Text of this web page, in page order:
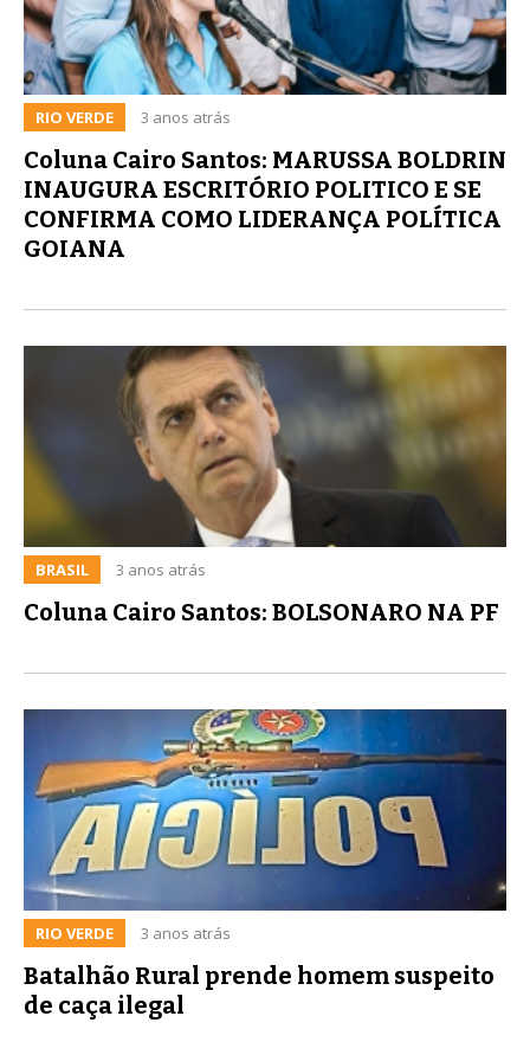
RIO VERDE 3 anos atrás
Coluna Cairo Santos: MARUSSA BOLDRIN
INAUGURA ESCRITÓRIO POLITICO E SE
CONFIRMA COMO LIDERANÇA POLÍTICA
GOIANA
BRASIL 3 anos atrás
Coluna Cairo Santos: BOLSONARO NA PF
RIO VERDE 3 anos atrás
Batalhão Rural prende homem suspeito
de caça ilegal